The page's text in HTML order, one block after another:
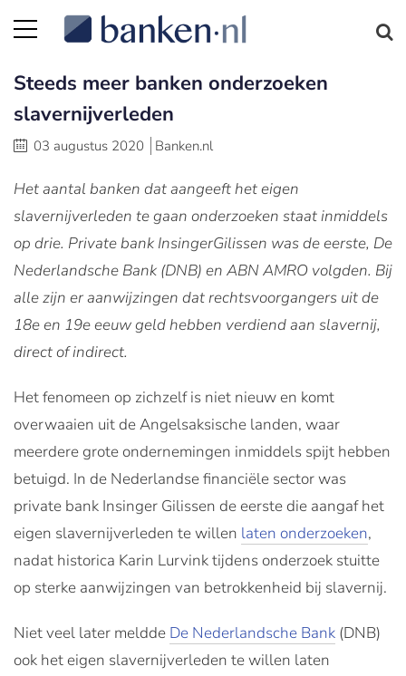
Steeds meer banken onderzoeken
slavernijverleden
03 augustus 2020 Banken.nl
Het aantal banken dat aangeeft het eigen
slavernijverleden te gaan onderzoeken staat inmiddels
op drie. Private bank InsingerGilissen was de eerste, De
Nederlandsche Bank (DNB) en ABN AMRO volgden. Bij
alle zijn er aanwijzingen dat rechtsvoorgangers uit de
18e en 19e eeuw geld hebben verdiend aan slavernij,
direct of indirect.
Het fenomeen op zichzelf is niet nieuw en komt
overwaaien uit de Angelsaksische landen, waar
meerdere grote ondernemingen inmiddels spijt hebben
betuigd. In de Nederlandse financiële sector was
private bank Insinger Gilissen de eerste die aangaf het
eigen slavernijverleden te willen laten onderzoeken,
nadat historica Karin Lurvink tijdens onderzoek stuitte
op sterke aanwijzingen van betrokkenheid bij slavernij.
Niet veel later meldde De Nederlandsche Bank (DNB)
ook het eigen slavernijverleden te willen laten